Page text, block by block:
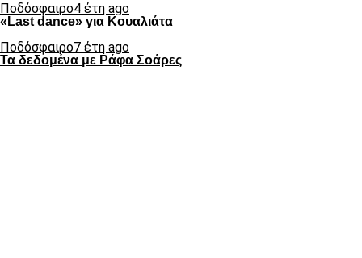
Ποδόσφαιρο4 έτη ago
«Last dance» για Κουαλιάτα
Ποδόσφαιρο7 έτη ago
Τα δεδομένα με Ράφα Σοάρες